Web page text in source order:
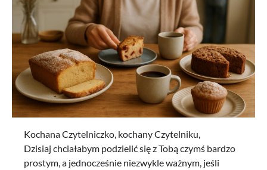
Kochana Czytelniczko, kochany Czytelniku,
Dzisiaj chciałabym podzielić się z Tobą czymś bardzo
prostym, a jednocześnie niezwykle ważnym, jeśli